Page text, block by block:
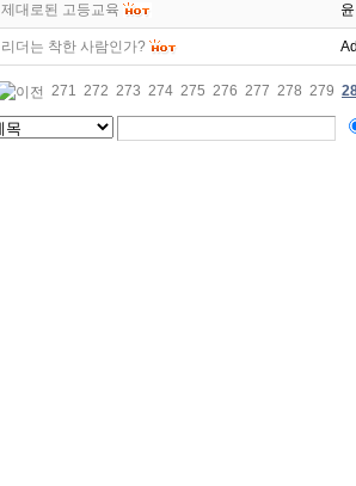
제대로된 고등교육
리더는 착한 사람인가?
271 272 273 274 275 276 277 278 279